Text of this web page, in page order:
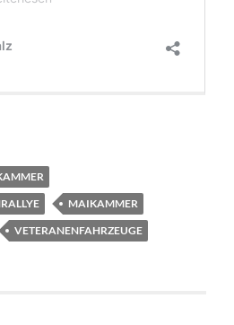
MAIKAMMER
VETERANENFAHRZEUGE